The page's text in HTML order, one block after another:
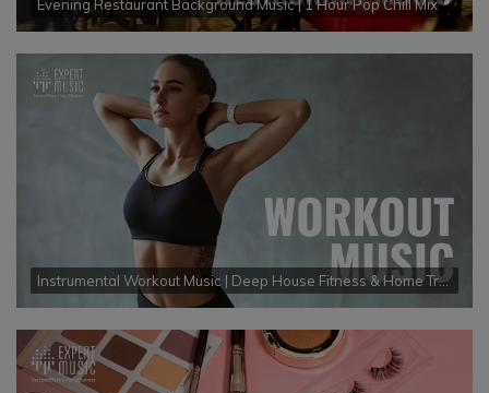
Evening Restaurant Background Music | 1 Hour Pop Chill Mix
Instrumental Workout Music | Deep House Fitness & Home Training Mix